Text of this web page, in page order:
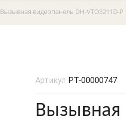
Вызывная видеопанель DH-VTO3211D-P
Артикул РТ-00000747
Вызывная